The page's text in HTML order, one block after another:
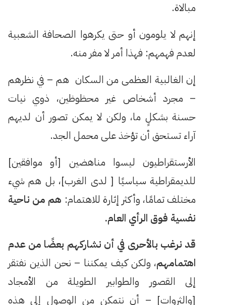
مبالاة.
إنهم لا يلومون أو حتى يكرهوا الصحافة الشعبية
لعدم فهمهم: فهذا أمر لا مفر منه.
إن الغالبية العظمى من السكان هم – في نظرهم
– مجرد أشخاص غير محظوظين، ذوي نيات
حسنة بشكلٍ ما، ولكن لا يمكن تصور أن لديهم
آراء تستحق أن تؤخذ على محمل الجد.
الأرستقراطيون ليسوا مناهضين [أو موافقين]
للديمقراطية سياسيًا [ لدى الغرب]، بل هم شيء
مختلف تمامًا، وأكثر إثارة للاهتمام: هم من ناحية
نفسية فوق الرأي العام.
قد نرغب بالأحرى في أن نشاركهم بعضًا من عدم
اهتمامهم، ولكن كيف يمكننا – نحن الذين نفتقر
إلى القصور والطوابير الطويلة من الأمجاد
[والثروات] – أن نتمكن من الوصول إلى هذه